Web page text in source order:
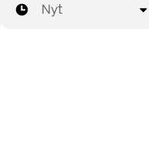
Nyt